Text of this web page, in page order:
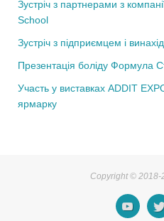
k
Зустріч з партнерами з
School
Зустріч з підприємцем і
Презентація боліду Формула
Участь у виставках ADDIT
ярмарку
Copyright © 2018-